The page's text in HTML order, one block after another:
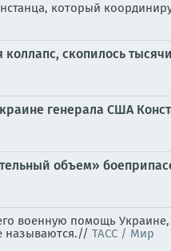
который
скопилось
генерала США
объем»
военную помощь
называются.// ТАСС / Мир